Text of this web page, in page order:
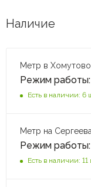
Наличие
Метр в
Режим
Есть в наличии: 6
Метр на
Режим
Есть в наличии: 11